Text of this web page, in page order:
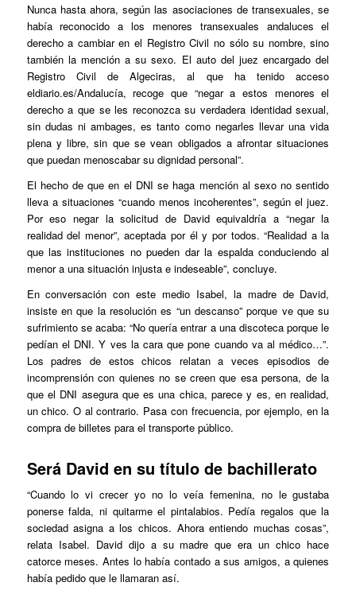
Nunca hasta ahora, según las asociaciones de transexuales, se
había reconocido a los menores transexuales andaluces el
derecho a cambiar en el Registro Civil no sólo su nombre, sino
también la mención a su sexo. El auto del juez encargado del
Registro Civil de Algeciras, al que ha tenido acceso
eldiario.es/Andalucía, recoge que “negar a estos menores el
derecho a que se les reconozca su verdadera identidad sexual,
sin dudas ni ambages, es tanto como negarles llevar una vida
plena y libre, sin que se vean obligados a afrontar situaciones
que puedan menoscabar su dignidad personal”.
El hecho de que en el DNI se haga mención al sexo no sentido
lleva a situaciones “cuando menos incoherentes”, según el juez.
Por eso negar la solicitud de David equivaldría a “negar la
realidad del menor”, aceptada por él y por todos. “Realidad a la
que las instituciones no pueden dar la espalda conduciendo al
menor a una situación injusta e indeseable”, concluye.
En conversación con este medio Isabel, la madre de David,
insiste en que la resolución es “un descanso” porque ve que su
sufrimiento se acaba: “No quería entrar a una discoteca porque le
pedían el DNI. Y ves la cara que pone cuando va al médico…”.
Los padres de estos chicos relatan a veces episodios de
incomprensión con quienes no se creen que esa persona, de la
que el DNI asegura que es una chica, parece y es, en realidad,
un chico. O al contrario. Pasa con frecuencia, por ejemplo, en la
compra de billetes para el transporte público.
Será David en su título de bachillerato
“Cuando lo vi crecer yo no lo veía femenina, no le gustaba
ponerse falda, ni quitarme el pintalabios. Pedía regalos que la
sociedad asigna a los chicos. Ahora entiendo muchas cosas”,
relata Isabel. David dijo a su madre que era un chico hace
catorce meses. Antes lo había contado a sus amigos, a quienes
había pedido que le llamaran así.